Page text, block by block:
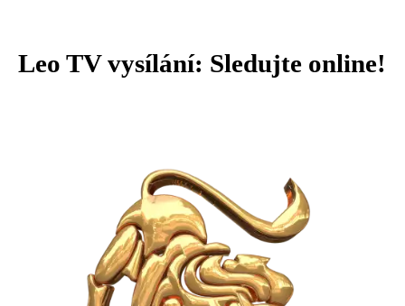
Leo TV vysílání: Sledujte online!